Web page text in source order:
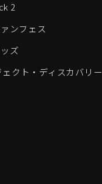
2
ンフェス
ズ
ェクト・ディスカバリー